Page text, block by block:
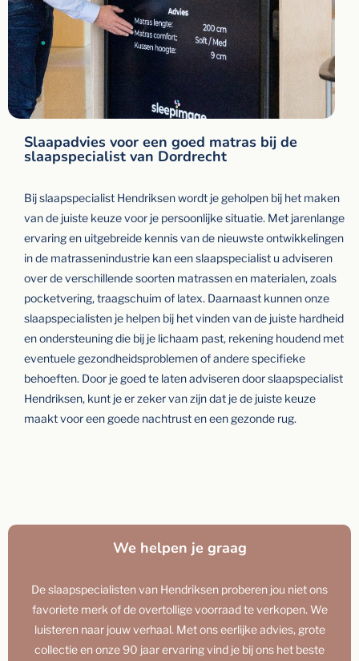
Slaapadvies voor een goed matras bij de
slaapspecialist van Dordrecht
Bij slaapspecialist Hendriksen wordt je geholpen bij het maken
van de juiste keuze voor je persoonlijke situatie. Met jarenlange
ervaring en uitgebreide kennis van de nieuwste ontwikkelingen
in de matrassenindustrie kan een slaapspecialist u adviseren
over de verschillende soorten matrassen en materialen, zoals
pocketvering, traagschuim of latex. Daarnaast kunnen onze
slaapspecialisten je helpen bij het vinden van de juiste hardheid
en ondersteuning die bij je lichaam past, rekening houdend met
eventuele gezondheidsproblemen of andere specifieke
behoeften. Door je goed te laten adviseren door slaapspecialist
Hendriksen, kunt je er zeker van zijn dat je de juiste keuze
maakt voor een goede nachtrust en een gezonde rug.
We helpen je graag
De slaapspecialisten van Hendriksen proberen jou niet ons
favoriete merk of de overtollige voorraad te verkopen. We
luisteren naar jouw verhaal. Met ons eerlijke advies, grote
collectie en onze 90 jaar ervaring vind je bij ons het beste